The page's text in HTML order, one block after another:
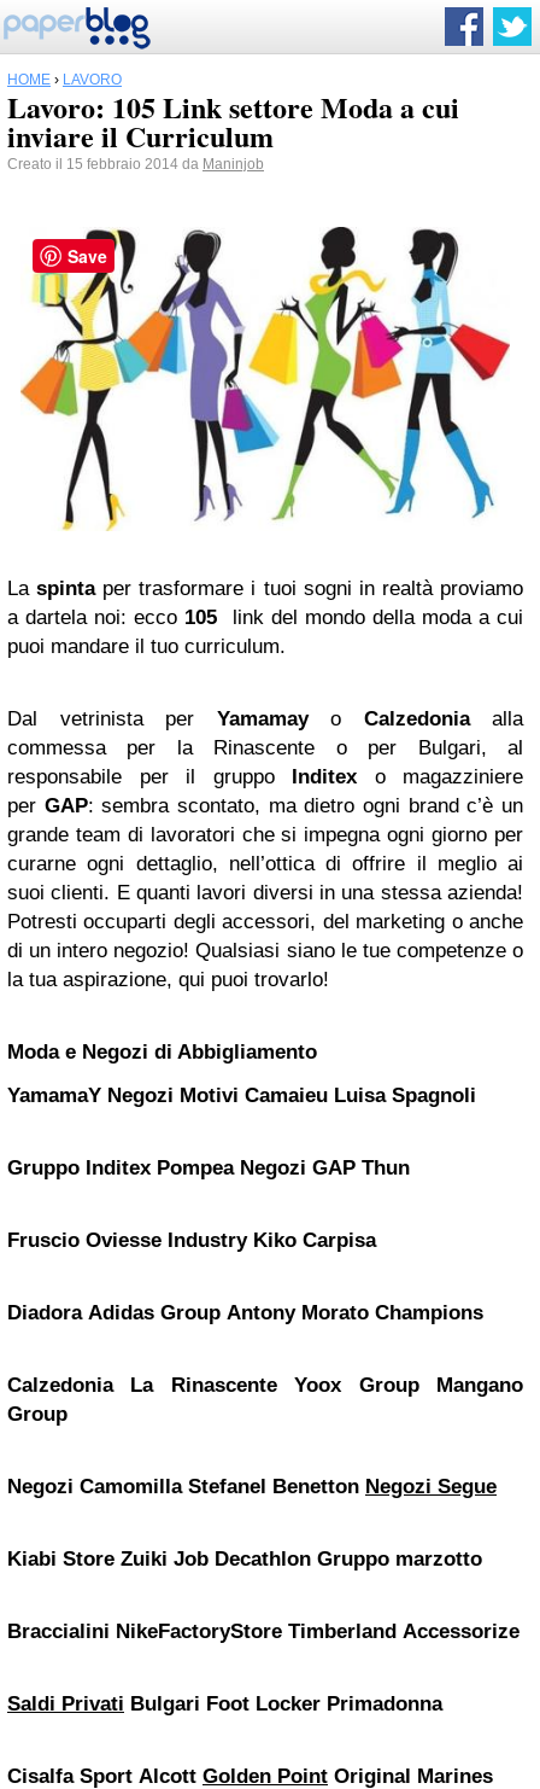
HOME › LAVORO
Lavoro: 105 Link settore Moda a cui
inviare il Curriculum
Creato il 15 febbraio 2014 da Maninjob
Laspintaper trasformare i tuoi sogni in realtà proviamo
a dartela noi: ecco 105 link del mondo della moda a cui
puoi mandare il tuo curriculum.
Dal vetrinista per Yamamayo Calzedoniaalla
commessa per la Rinascente o per Bulgari, al
responsabile per il gruppo Inditex o magazziniere
per GAP: sembra scontato, ma dietro ogni brand c’è un
grande team di lavoratori che si impegna ogni giorno per
curarne ogni dettaglio, nell’ottica di offrire il meglio ai
suoi clienti. E quanti lavori diversi in una stessa azienda!
Potresti occuparti degli accessori, del marketing o anche
di un intero negozio! Qualsiasi siano le tue competenze o
la tua aspirazione, qui puoi trovarlo!
Moda e Negozi di Abbigliamento
YamamaY Negozi Motivi Camaieu Luisa Spagnoli
Gruppo Inditex Pompea Negozi GAP Thun
Fruscio Oviesse Industry Kiko Carpisa
Diadora Adidas Group Antony Morato Champions
Calzedonia La Rinascente Yoox Group
Mangano
Group
Negozi Camomilla Stefanel Benetton Negozi Segue
Kiabi Store Zuiki Job Decathlon Gruppo marzotto
Braccialini NikeFactoryStore Timberland Accessorize
Saldi Privati Bulgari Foot Locker Primadonna
Cisalfa Sport Alcott Golden Point Original Marines
Save